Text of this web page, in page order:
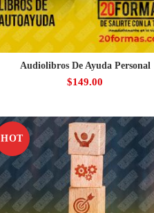
Audiolibros De Ayuda Personal
$149.00
HOT